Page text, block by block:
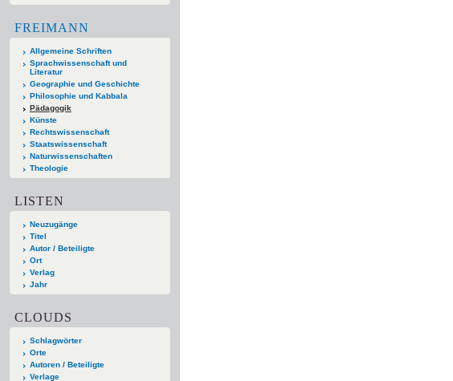
FREIMANN
Allgemeine Schriften
Sprachwissenschaft und
Literatur
Geographie und Geschichte
Philosophie und Kabbala
Pädagogik
Künste
Rechtswissenschaft
Staatswissenschaft
Naturwissenschaften
Theologie
LISTEN
Neuzugänge
Titel
Autor / Beteiligte
Ort
Verlag
Jahr
CLOUDS
Schlagwörter
Orte
Autoren / Beteiligte
Verlage